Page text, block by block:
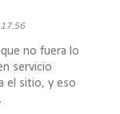
no fuera lo
servicio
el sitio, y eso